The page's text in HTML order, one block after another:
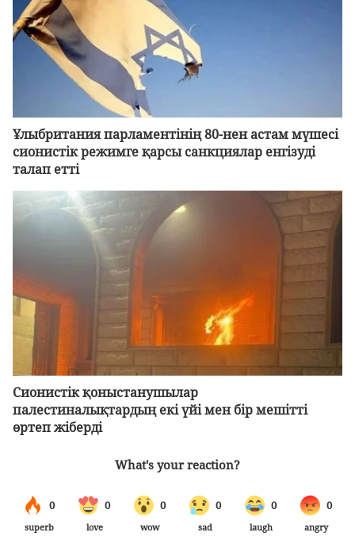
Ұлыбритания парламентінің 80-нен астам мүшесі
сионистік режимге қарсы санкциялар енгізуді
талап етті
Сионистік қоныстанушылар
палестиналықтардың екі үйі мен бір мешітті
өртеп жіберді